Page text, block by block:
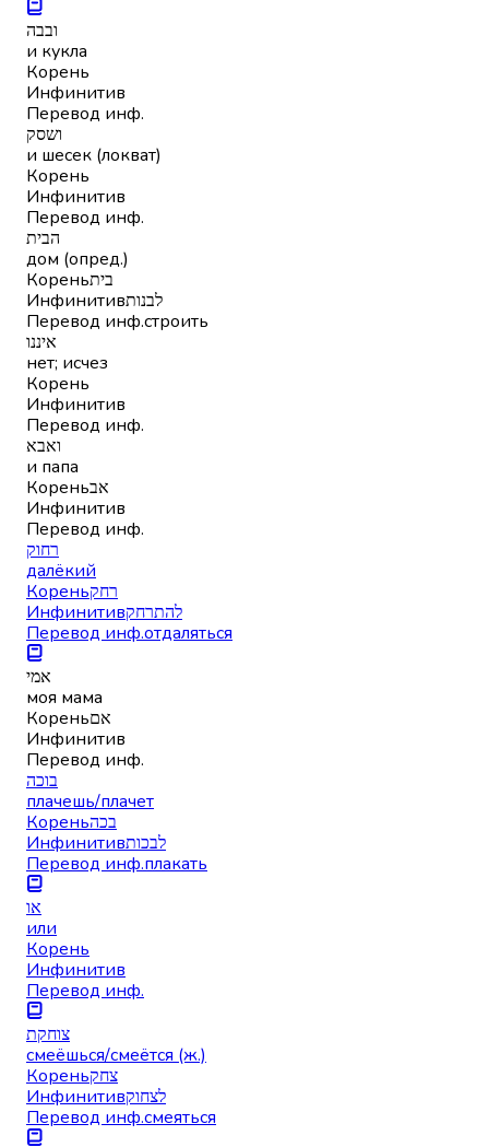
ובבה
и кукла
Корень
Инфинитив
Перевод инф.
ושסק
и шесек (локват)
Корень
Инфинитив
Перевод инф.
הבית
дом (опред.)
Кореньבית
Инфинитивלבנות
Перевод инф.строить
איננו
нет; исчез
Корень
Инфинитив
Перевод инф.
ואבא
и папа
Кореньאב
Инфинитив
Перевод инф.
רחוק
далёкий
Кореньרחק
Инфинитивלהתרחק
Перевод инф.отдаляться
אמי
моя мама
Кореньאם
Инфинитив
Перевод инф.
בוכה
плачешь/плачет
Кореньבכה
Инфинитивלבכות
Перевод инф.плакать
או
или
Корень
Инфинитив
Перевод инф.
צוחקת
смеёшься/смеётся (ж.)
Кореньצחק
Инфинитивלצחוק
Перевод инф.смеяться